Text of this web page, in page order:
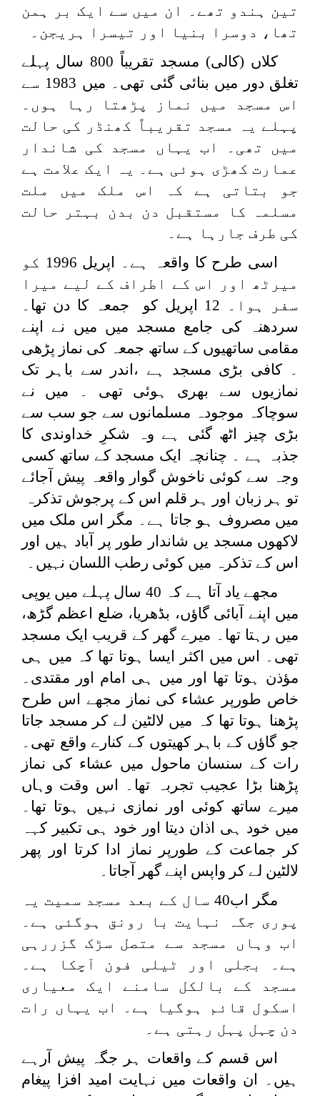
تین ہندو تھے۔ ان میں سے ایک بر ہمن
تھا، دوسرا بنیا اور تیسرا ہریجن۔
كلاں (کالی) مسجد تقریباً 800 سال پہلے
تغلق دور میں بنائی گئی تھی۔ میں 1983 سے
اس مسجد میں نماز پڑھتا رہا ہوں۔
پہلے یہ مسجد تقریباً کھنڈر کی حالت
میں تھی۔ اب یہاں مسجد کی شاندار
عمارت کھڑی ہوئی ہے۔ یہ ایک علامت ہے
جو بتاتی ہے کہ اس ملک میں ملت
مسلمہ کا مستقبل دن بدن بہتر حالت
کی طرف جارہا ہے۔
اسی طرح کا واقعہ ہے۔ اپریل 1996 کو
میرٹھ اور اس کے اطراف کے لیے میرا
سفر ہوا۔ 12 اپریل کو جمعہ کا دن تھا۔
سردھنہ کی جامع مسجد میں میں نے اپنے
مقامی ساتھیوں کے ساتھ جمعہ کی نماز پڑھی
۔ کافی بڑی مسجد ہے ،اندر سے باہر تک
نمازیوں سے بھری ہوئی تھی ۔ میں نے
سوچاکہ موجودہ مسلمانوں سے جو سب سے
بڑی چیز اٹھ گئی ہے وہ شکرِ خداوندی کا
جذبہ ہے ۔ چنانچہ ایک مسجد کے ساتھ کسی
وجہ سے کوئی ناخوش گوار واقعہ پیش آجائے
تو ہر زبان اور ہر قلم اس کے پرجوش تذکرہ
میں مصروف ہو جاتا ہے۔ مگر اس ملک میں
لاکھوں مسجد یں شاندار طور پر آباد ہیں اور
اس کے تذکرہ میں کوئی رطب اللسان نہیں۔
مجھے یاد آتا ہے کہ 40 سال پہلے میں یوپی
میں اپنے آبائی گاؤں، بڈھریا، ضلع اعظم گڑھ،
میں رہتا تھا۔ میرے گھر کے قریب ایک مسجد
تھی۔ اس میں اکثر ایسا ہوتا تھا کہ میں ہی
مؤذن ہوتا تھا اور میں ہی امام اور مقتدی۔
خاص طورپر عشاء کی نماز مجھے اس طرح
پڑھنا ہوتا تھا کہ میں لالٹین لے کر مسجد جاتا
جو گاؤں کے باہر کھیتوں کے کنارے واقع تھی۔
رات کے سنسان ماحول میں عشاء کی نماز
پڑھنا بڑا عجیب تجربہ تھا۔ اس وقت وہاں
میرے ساتھ کوئی اور نمازی نہیں ہوتا تھا۔
میں خود ہی اذان دیتا اور خود ہی تکبیر کہہ
کر جماعت کے طورپر نماز ادا کرتا اور پھر
لالٹین لے کر واپس اپنے گھر آجاتا۔
مگر اب40 سال کے بعد مسجد سمیت یہ
پوری جگہ نہایت با رونق ہوگئی ہے۔
اب وہاں مسجد سے متصل سڑک گزررہی
ہے۔ بجلی اور ٹیلی فون آچکا ہے۔
مسجد کے بالکل سامنے ایک معیاری
اسکول قائم ہوگیا ہے۔ اب یہاں رات
دن چہل پہل رہتی ہے۔
اس قسم کے واقعات ہر جگہ پیش آرہے
ہیں۔ ان واقعات میں نہایت امید افزا پیغام